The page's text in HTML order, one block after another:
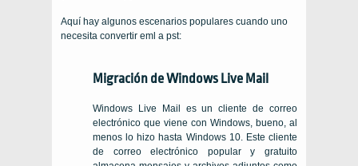
Aquí hay algunos escenarios populares cuando uno
necesita convertir eml a pst:
Migración de Windows Live Mail
Windows Live Mail es un cliente de correo
electrónico que viene con Windows, bueno, al
menos lo hizo hasta Windows 10. Este cliente
de correo electrónico popular y gratuito